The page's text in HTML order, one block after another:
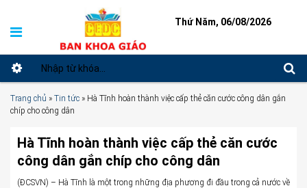
Thứ Năm, 06/08/2026
Trang chủ » Tin tức » Hà Tĩnh hoàn thành việc cấp thẻ căn cước công dân gắn
chíp cho công dân
Hà Tĩnh hoàn thành việc cấp thẻ căn cước
công dân gắn chíp cho công dân
(ĐCSVN) – Hà Tĩnh là một trong những địa phương đi đầu trong cả nước về